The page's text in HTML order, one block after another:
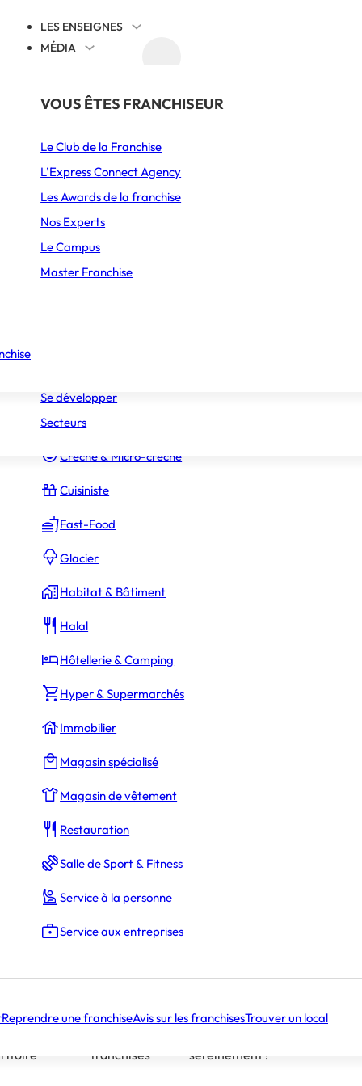
LES ENSEIGNES
PAR SECTEUR
Alimentation
Ameublement & Décoration
Automobile, Moto & Cycle
Beauté & Bien-être
Constructeur Piscines & Spas
Crèche & Micro-crèche
Cuisiniste
Fast-Food
Glacier
Habitat & Bâtiment
Halal
Hôtellerie & Camping
Hyper & Supermarchés
Immobilier
Magasin spécialisé
Magasin de vêtement
Restauration
Salle de Sport & Fitness
Service à la personne
Service aux entreprises
Reprendre une franchiseAvis sur les franchisesTrouver un local
MÉDIA
THÉMATIQUES
Juridique
Cession reprise
International
Comprendre la franchise
S’implanter
Animation et communication
Se développer
Secteurs
VOUS ÊTES FRANCHISEUR
Le Club de la Franchise
L’Express Connect Agency
Les Awards de la franchise
Nos Experts
Le Campus
Master Franchise
droits d’entrée (15 000 €
Âge moyen
franchisés
Pas de local, ni de
sereinement !